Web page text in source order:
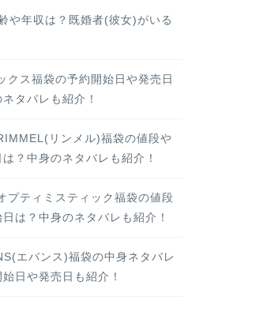
や年収は？既婚者(彼女)がいる
クス福袋の予約開始日や発売日
タバレも紹介！
リンメル)福袋の値段や
？中身のネタバレも紹介！
プティミスティック福袋の値段
は？中身のネタバレも紹介！
エバンス)福袋の中身ネタバレ
日や発売日も紹介！